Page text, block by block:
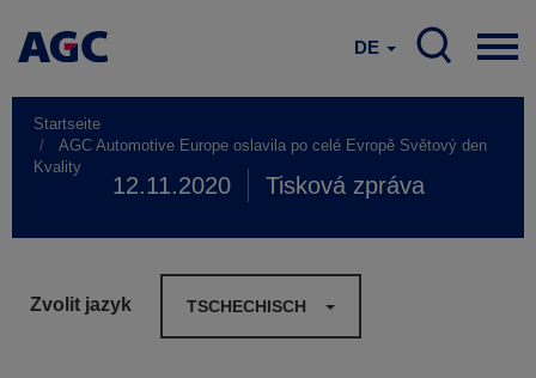
DE
Startseite
AGC Automotive Europe oslavila po celé Evropě Světový den
Kvality
12.11.2020 Tisková zpráva
Zvolit jazyk TSCHECHISCH